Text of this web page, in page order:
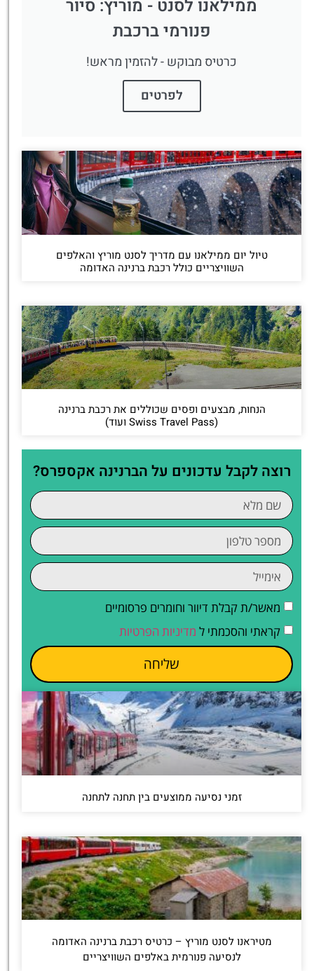
ממילאנו לסנט - מוריץ: סיור
פנורמי ברכבת
כרטיס מבוקש - להזמין מראש!
לפרטים
טיול יום ממילאנו עם מדריך לסנט מוריץ והאלפים
השוויצריים כולל רכבת ברנינה האדומה
הנחות, מבצעים ופסים שכוללים את רכבת ברנינה
(Swiss Travel Pass ועוד)
רוצה לקבל עדכונים על הברנינה אקספרס?
מאשר/ת קבלת דיוור וחומרים פרסומיים
קראתי והסכמתי ל מדיניות הפרטיות
שליחה
זמני נסיעה ממוצעים בין תחנה לתחנה
מטיראנו לסנט מוריץ – כרטיס רכבת ברנינה האדומה
לנסיעה פנורמית באלפים השוויצריים